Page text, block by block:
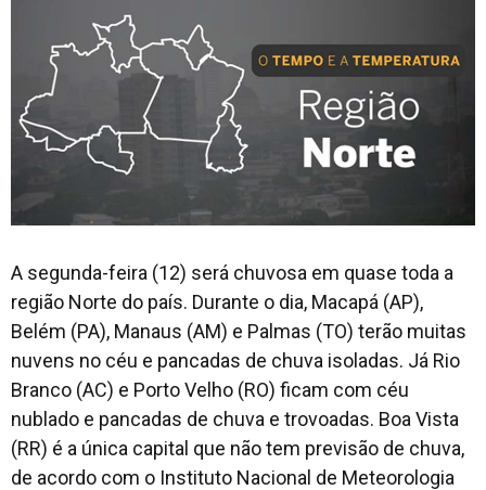
A segunda-feira (12) será chuvosa em quase toda a
região Norte do país. Durante o dia, Macapá (AP),
Belém (PA), Manaus (AM) e Palmas (TO) terão muitas
nuvens no céu e pancadas de chuva isoladas. Já Rio
Branco (AC) e Porto Velho (RO) ficam com céu
nublado e pancadas de chuva e trovoadas. Boa Vista
(RR) é a única capital que não tem previsão de chuva,
de acordo com o Instituto Nacional de Meteorologia